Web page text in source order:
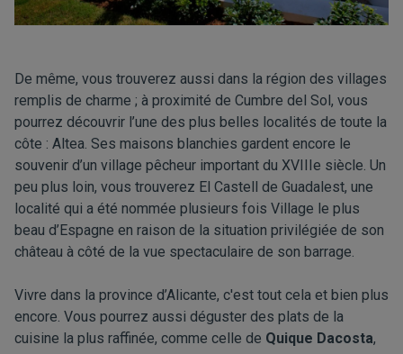
De même, vous trouverez aussi dans la région des villages
remplis de charme ; à proximité de Cumbre del Sol, vous
pourrez découvrir l’une des plus belles localités de toute la
côte : Altea. Ses maisons blanchies gardent encore le
souvenir d’un village pêcheur important du XVIIIe siècle. Un
peu plus loin, vous trouverez El Castell de Guadalest, une
localité qui a été nommée plusieurs fois Village le plus
beau d’Espagne en raison de la situation privilégiée de son
château à côté de la vue spectaculaire de son barrage.
Vivre dans la province d’Alicante, c'est tout cela et bien plus
encore. Vous pourrez aussi déguster des plats de la
cuisine la plus raffinée, comme celle de Quique Dacosta,